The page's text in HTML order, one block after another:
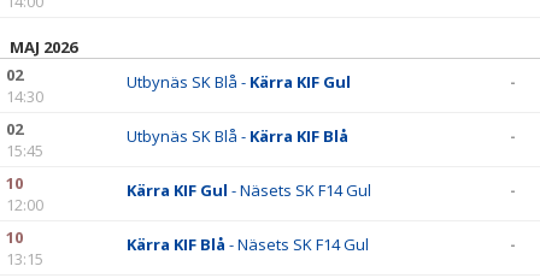
MAJ 2026
02
14:30
Utbynäs SK Blå - Kärra KIF Gul -
02
15:45
Utbynäs SK Blå - Kärra KIF Blå -
10
12:00
Kärra KIF Gul - Näsets SK F14 Gul -
10
13:15
Kärra KIF Blå - Näsets SK F14 Gul -